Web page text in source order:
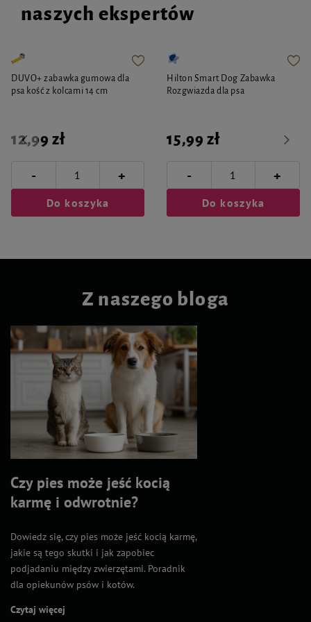
naszych ekspertów
DUVO+ zabawka gumowa dla
psa kość z kolcami 14 cm
12,99 zł
- +
Do koszyka
Hilton Smart Dog Zabawka
Rozgwiazda dla psa
15,99 zł
- +
Do koszyka
Z naszego bloga
Czy pies może jeść kocią
karmę i odwrotnie?
Dowiedz się, czy pies może jeść kocią karmę,
jakie są tego skutki i jak zapobiec
podjadaniu między zwierzętami. Poradnik
dla opiekunów psów i kotów.
Czytaj więcej